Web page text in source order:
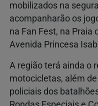
mobilizados na
acompanharão os
na Fan Fest, na Praia
Avenida Princesa
A região terá ainda o
motocicletas, além
policiais dos